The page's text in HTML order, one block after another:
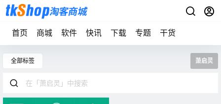
首页 商城 软件 快讯 下载 专题 干货
全部标签 萧启灵